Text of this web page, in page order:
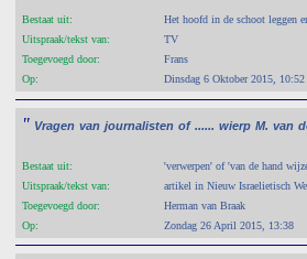
Bestaat uit:
Het hoofd in de schoot leggen
Uitspraak/tekst van:
TV
Toegevoegd door:
Frans
Op:
Dinsdag 6 Oktober 2015, 10:52
" Vragen van journalisten of ...... wierp M. van
Bestaat uit:
'verwerpen' of 'van de hand
Uitspraak/tekst van:
artikel in Nieuw Israelietisch
Toegevoegd door:
Herman van Braak
Op:
Zondag 26 April 2015, 13:38